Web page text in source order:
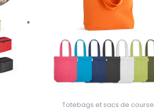
Totebags et sacs de course